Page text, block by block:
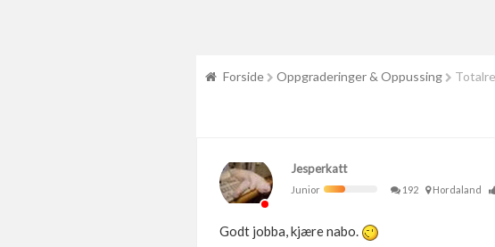
Forside Oppgraderinger & Oppussing
Jesperkatt
Junior
192 Hordaland
Godt jobba, kjære nabo.